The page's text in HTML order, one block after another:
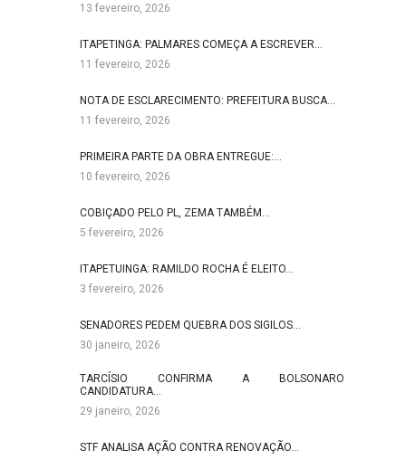
13 fevereiro, 2026
ITAPETINGA: PALMARES COMEÇA A ESCREVER…
11 fevereiro, 2026
NOTA DE ESCLARECIMENTO: PREFEITURA BUSCA…
11 fevereiro, 2026
PRIMEIRA PARTE DA OBRA ENTREGUE:…
10 fevereiro, 2026
COBIÇADO PELO PL, ZEMA TAMBÉM…
5 fevereiro, 2026
ITAPETUINGA: RAMILDO ROCHA É ELEITO…
3 fevereiro, 2026
SENADORES PEDEM QUEBRA DOS SIGILOS…
30 janeiro, 2026
TARCÍSIO CONFIRMA A BOLSONARO
CANDIDATURA…
29 janeiro, 2026
STF ANALISA AÇÃO CONTRA RENOVAÇÃO…